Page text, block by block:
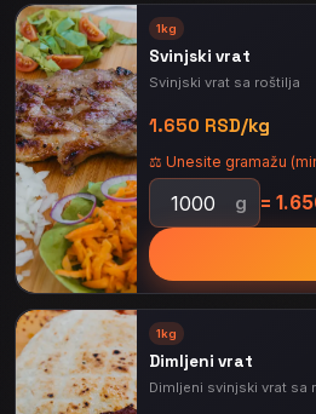
1kg
Svinjski vrat
Svinjski vrat sa roštilja
1.650 RSD/kg
⚖️ Unesite gramažu
g =
1kg
Dimljeni vrat
Dimljeni svinjski vrat sa